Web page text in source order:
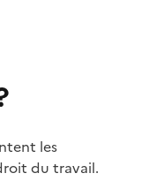
les
du travail.